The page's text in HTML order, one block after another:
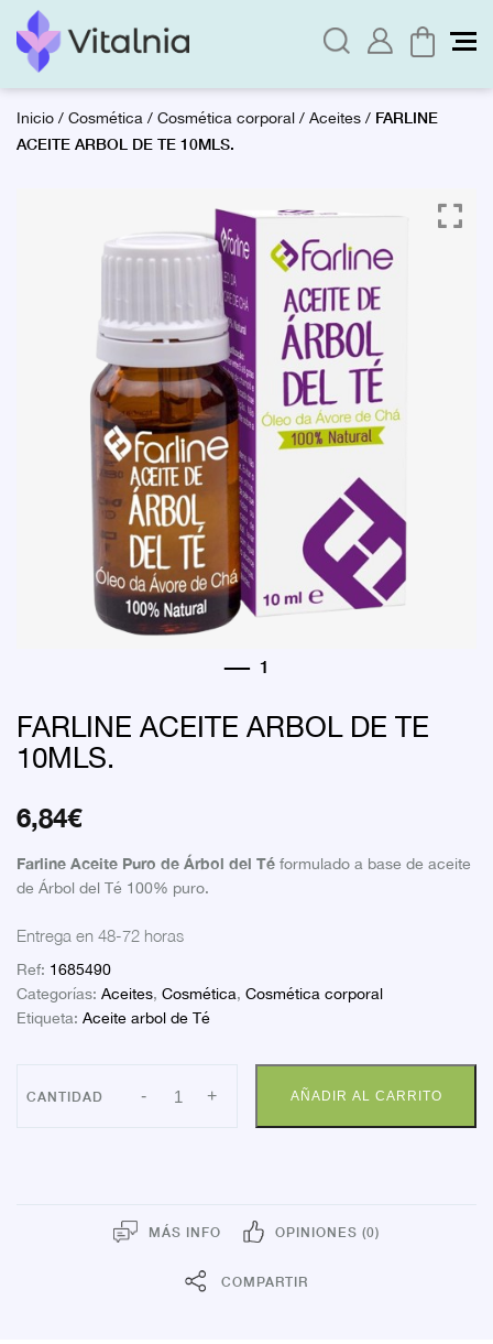
Inicio/Cosmética/Cosmética corporal/Aceites/ FARLINE
ACEITE ARBOL DE TE 10MLS.
FARLINE ACEITE ARBOL DE TE
10MLS.
6,84€
Farline Aceite Puro de Árbol del Téformulado a base de aceite
de Árbol del Té 100% puro.
Entrega en 48-72 horas
Ref: 1685490
Categorías: Aceites, Cosmética, Cosmética corporal
Etiqueta: Aceite arbol de Té
- FARLINE
ACEITE
+ AÑADIR AL CARRITO
MÁS INFO OPINIONES (0)
COMPARTIR